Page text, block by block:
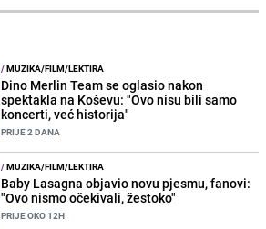
/MUZIKA/FILM/LEKTIRA
Dino Merlin Team se oglasio nakon
spektakla na Koševu: "Ovo nisu bili samo
koncerti, već historija"
PRIJE 2 DANA
/MUZIKA/FILM/LEKTIRA
Baby Lasagna objavio novu pjesmu, fanovi:
"Ovo nismo očekivali, žestoko"
PRIJE OKO 12H